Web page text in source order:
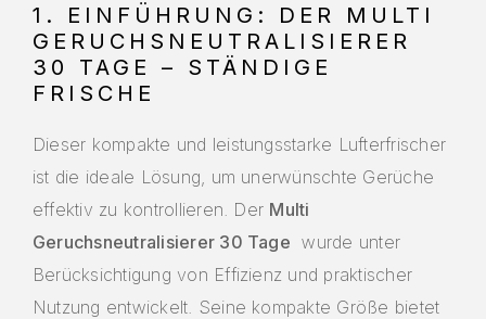
1. EINFÜHRUNG: DER MULTI
GERUCHSNEUTRALISIERER
30 TAGE – STÄNDIGE
FRISCHE
Dieser kompakte und leistungsstarke Lufterfrischer
ist die ideale Lösung, um unerwünschte Gerüche
effektiv zu kontrollieren. Der Multi
Geruchsneutralisierer 30 Tage wurde unter
Berücksichtigung von Effizienz und praktischer
Nutzung entwickelt. Seine kompakte Größe bietet